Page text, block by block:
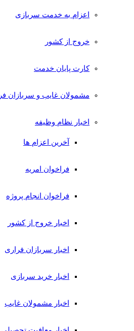
اعزام به خدمت سربازی
خروج از کشور
کارت پایان خدمت
مشمولان غایب و سربازان فراری
اخبار نظام وظیفه
آخرین اعزام ها
فراخوان امریه
فراخوان انجام پروژه
اخبار خروج از کشور
اخبار سربازان فراری
اخبار خرید سربازی
اخبار مشمولان غایب